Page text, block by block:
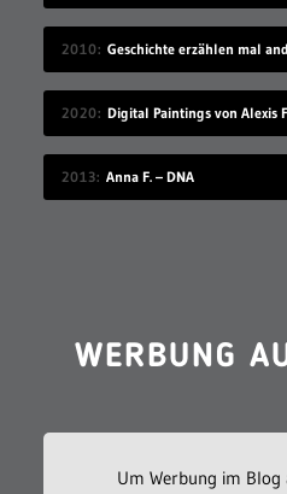
2010 Geschichte erzählen mal
2020 Digital Paintings von Alexis
2013 Anna F. – DNA
WERBUNG
Um Werbung im Blog